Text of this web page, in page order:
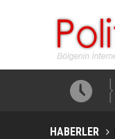
HABERLER